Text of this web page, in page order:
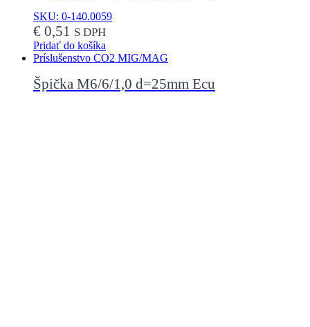
SKU: 0-140.0059
€ 0,51 S DPH
Pridať do košíka
Príslušenstvo CO2 MIG/MAG
Špička M6/6/1,0 d=25mm Ecu